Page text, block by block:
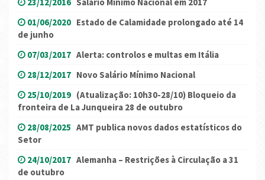
01/06/2020 Estado de Calamidade prolongado até 14
de junho
07/03/2017 Alerta: controlos e multas em Itália
28/12/2017 Novo Salário Mínimo Nacional
25/10/2019 (Atualização: 10h30-28/10) Bloqueio da
fronteira de La Junqueira 28 de outubro
28/08/2025 AMT publica novos dados estatísticos do
Setor
24/10/2017 Alemanha – Restrições à Circulação a 31
de outubro